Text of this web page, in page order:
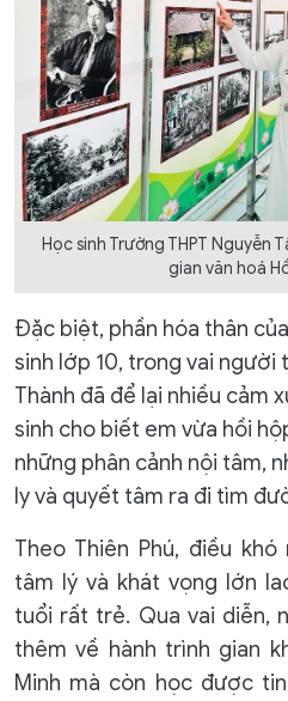
Học sinh Trường THPT Nguyễn
gian văn hoá
Đặc biệt, phần hóa thân
sinh lớp 10, trong vai người
Thành đã để lại nhiều cảm
sinh cho biết em vừa hồi
những phân cảnh nội tâm,
ly và quyết tâm ra đi tìm
Theo Thiên Phú, điều
tâm lý và khát vọng lớn
tuổi rất trẻ. Qua vai diễn,
thêm về hành trình gian
Minh mà còn học được